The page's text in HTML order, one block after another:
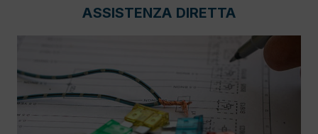
ASSISTENZA DIRETTA